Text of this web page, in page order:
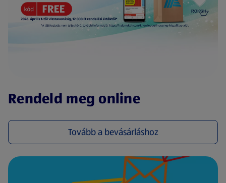
Rendeld meg online
Tovább a bevásárláshoz
(új oldalon nyílik meg)